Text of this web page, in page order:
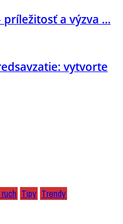
a výzva ...
vytvorte
Tipy Trendy